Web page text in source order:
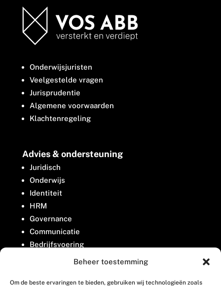
Beheer toestemming
Om de beste ervaringen te bieden, gebruiken wij technologieën zoals
Onderwijsjuristen
Veelgestelde vragen
Jurisprudentie
Algemene voorwaarden
Klachtenregeling
Advies & ondersteuning
Juridisch
Onderwijs
Identiteit
HRM
Governance
Communicatie
Bedrijfsvoering
Belangenbehartiging